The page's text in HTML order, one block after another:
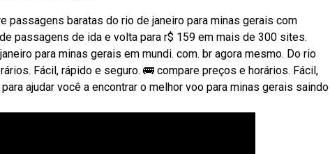
baratas do rio de janeiro para minas gerais com
passagens de ida e volta para r$ 159 em mais de 300 sites.
para minas gerais em mundi. com. br agora mesmo. Do rio
Fácil, rápido e seguro. 🚌 compare preços e horários. Fácil,
ajudar você a encontrar o melhor voo para minas gerais saindo